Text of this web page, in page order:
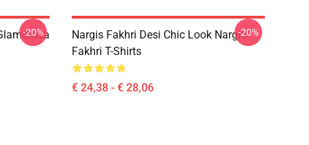
-20%
Nargis Fakhri Desi Chic Look Nargis
Fakhri T-Shirts
€ 24,38 - € 28,06
-20%